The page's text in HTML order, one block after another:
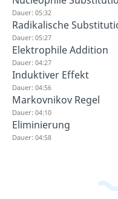
Dauer: 05:32
Radikalische
Dauer: 05:27
Elektrophile Addition
Dauer: 04:27
Induktiver Effekt
Dauer: 04:56
Markovnikov Regel
Dauer: 04:10
Eliminierung
Dauer: 04:58